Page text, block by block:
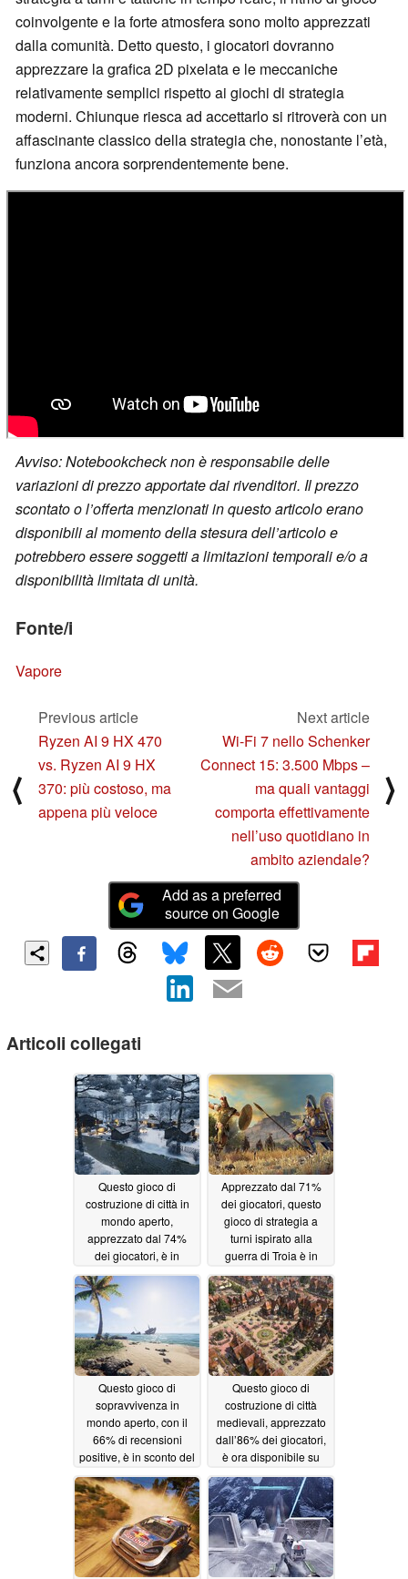
coinvolgente e la forte atmosfera sono molto apprezzati
dalla comunità. Detto questo, i giocatori dovranno
apprezzare la grafica 2D pixelata e le meccaniche
relativamente semplici rispetto ai giochi di strategia
moderni. Chiunque riesca ad accettarlo si ritroverà con un
affascinante classico della strategia che, nonostante l’età,
funziona ancora sorprendentemente bene.
Avviso: Notebookcheck non è responsabile delle
variazioni di prezzo apportate dai rivenditori. Il prezzo
scontato o l’offerta menzionati in questo articolo erano
disponibili al momento della stesura dell’articolo e
potrebbero essere soggetti a limitazioni temporali e/o a
disponibilità limitata di unità.
Fonte/i
Vapore
⟨
Previous article
Ryzen AI 9 HX 470
vs. Ryzen AI 9 HX
370: più costoso, ma
appena più veloce
Next article
Wi-Fi 7 nello Schenker
Connect 15: 3.500 Mbps –
ma quali vantaggi
comporta effettivamente
nell’uso quotidiano in
ambito aziendale?
⟩
Add as a preferred
source on Google
Articoli collegati
Questo gioco di
costruzione di città in
mondo aperto,
apprezzato dal 74%
dei giocatori, è in
sconto del 50% su
Steam
Apprezzato dal 71%
dei giocatori, questo
gioco di strategia a
turni ispirato alla
guerra di Troia è in
sconto dell'80% su
Steam07/01/2026
Questo gioco di
sopravvivenza in
mondo aperto, con il
66% di recensioni
positive, è in sconto del
65% su Steam
06/30/2026
Questo gioco di
costruzione di città
medievali, apprezzato
dall’86% dei giocatori,
è ora disponibile su
Steam con uno sconto
del 50%06/29/2026